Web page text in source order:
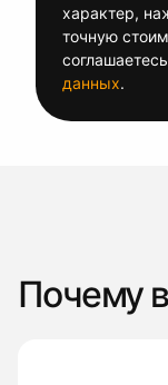
характер,
точную
данных.
Почему